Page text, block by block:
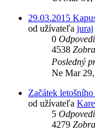
29.03.2015
od užívateľa juraj
0 Odpovedí
4538
Posledný
Ne Mar
Začátek
od užívateľa
5 Odpovedí
4279